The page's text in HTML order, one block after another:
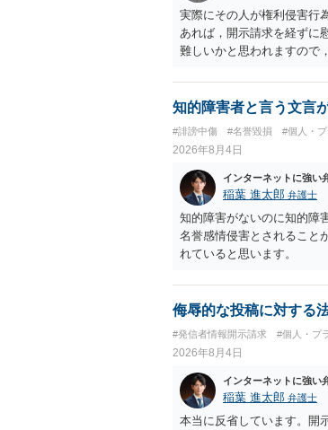
実際にその人が権利侵害行
あれば，開示請求を経ずに
難しいかと思われますので
知的障害者と言う文言
#誹謗中傷 #名誉毀損 #個人・
2026年8月4日
インターネットに強い
稲葉 進太郎 弁護士
知的障害がないのに知的障
名誉感情侵害とされること
れていると思います。
侮辱的な投稿に対する
#発信者情報開示請求 #個人・プ
2026年8月4日
インターネットに強い
稲葉 進太郎 弁護士
本当に反省しています。開